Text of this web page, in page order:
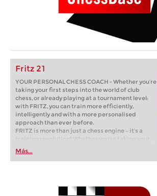
Fritz 21
YOUR PERSONAL CHESS COACH - Whether you’re
taking your first steps into the world of club
chess, or already playing at a tournament level:
with FRITZ, you can train more efficiently,
intelligently and with a more personalised
approach than ever before.
FRITZ is more than just a chess engine – it’s a
training revolution! Whether you’re taking your
first steps into the world of club chess, or already
playing at a tournament level: with FRITZ, you can
train more efficiently, intelligently and with a
Más...